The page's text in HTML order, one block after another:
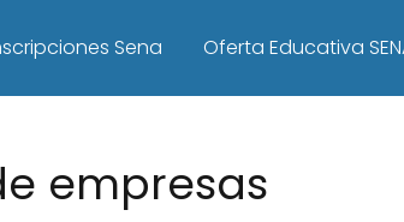
Sena Oferta Educativa
empresas